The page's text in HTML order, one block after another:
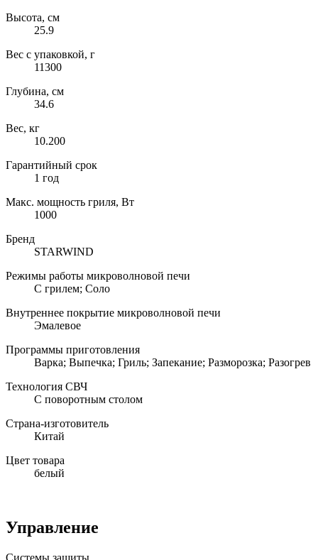
Высота, см
25.9
Вес с упаковкой, г
11300
Глубина, см
34.6
Вес, кг
10.200
Гарантийный срок
1 год
Макс. мощность гриля, Вт
1000
Бренд
STARWIND
Режимы работы микроволновой печи
С грилем; Соло
Внутреннее покрытие микроволновой печи
Эмалевое
Программы приготовления
Варка; Выпечка; Гриль; Запекание; Разморозка; Разогрев
Технология СВЧ
С поворотным столом
Страна-изготовитель
Китай
Цвет товара
белый
Управление
Системы защиты